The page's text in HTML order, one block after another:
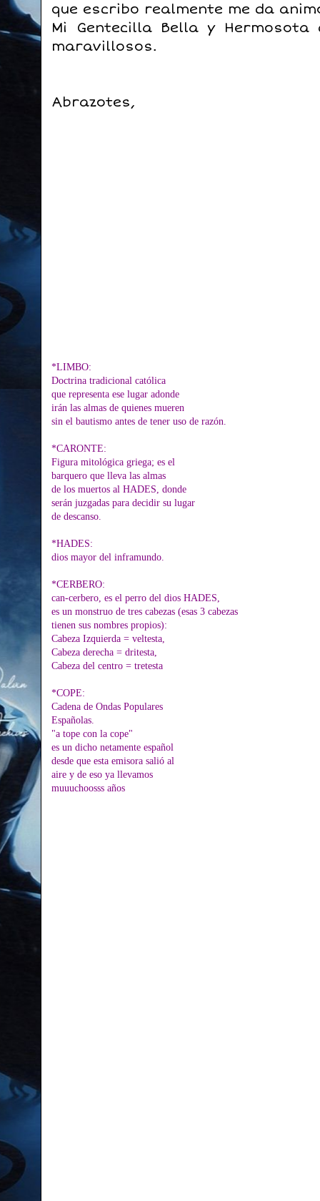
que escribo realmente me da
Mi Gentecilla Bella y
maravillosos.
Abrazotes,
*LIMBO:
Doctrina tradicional católica
que representa ese lugar adonde
irán las almas de quienes mueren
sin el bautismo antes de tener uso de razón.
*CARONTE:
Figura mitológica griega; es el
barquero que lleva las almas
de los muertos al HADES, donde
serán juzgadas para decidir su lugar
de descanso.
*HADES:
dios mayor del inframundo.
*CERBERO:
can-cerbero, es el perro del dios HADES,
es un monstruo de tres cabezas (esas 3 cabezas
tienen sus nombres propios):
Cabeza Izquierda = veltesta,
Cabeza derecha = dritesta,
Cabeza del centro = tretesta
*COPE:
Cadena de Ondas Populares
Españolas.
"a tope con la cope"
es un dicho netamente español
desde que esta emisora salió al
aire y de eso ya llevamos
muuuchoosss años